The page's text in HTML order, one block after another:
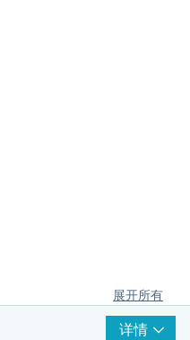
展开所有
详情